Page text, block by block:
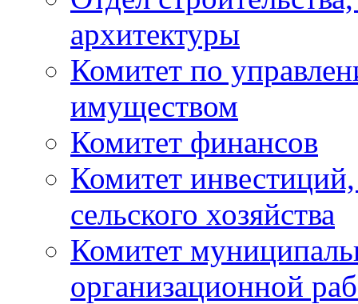
архитектуры
Комитет по
имуществом
Комитет финансов
Комитет
сельского хозяйства
Комитет
организационной